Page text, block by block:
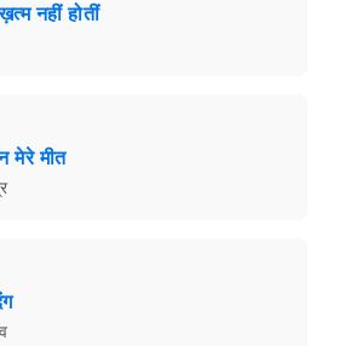
नहीं होतीं
मेरे मीत